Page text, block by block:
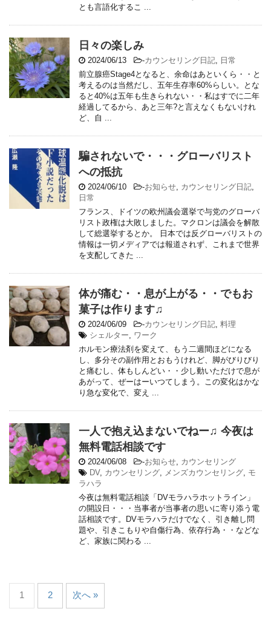
とも言語化するこ ...
日々の楽しみ
2024/06/13 -カウンセリング日記, 日常
前立腺癌Stage4となると、余命はあといくら・・と
考えるのは当然だし、五年生存率60%らしい。とな
ると40%は五年も生きられない・・私はすでに二年
経過してるから、あと三年?と言えなくもないけれ
ど、自 ...
騙されないで・・・グローバリスト
への抵抗
2024/06/10 -お知らせ, カウンセリング日記,
日常
フランス、ドイツの欧州議会選挙で与党のグローバ
リスト政権は大敗しました。マクロンは議会を解散
して総選挙するとか。 日本では反グローバリストの
情報は一切メディアでは報道されず、これまで世界
を支配してきた ...
体が痛む・・息が上がる・・でもお
菓子は作ります♫
2024/06/09 -カウンセリング日記, 料理
シェルター, ワーク
ホルモン療法剤を変えて、もう二週間ほどになる
し、多分その副作用とおもうけれど、脚がびりびり
と痛むし、体もしんどい・・少し動いただけで息が
あがって、ぜーはーいつてしまう。この変化はかな
り急な変化で、変え ...
一人で抱え込まないでねー♫ 今夜は
無料電話相談です
2024/06/08 -お知らせ, カウンセリング
DV, カウンセリング, メンズカウンセリング, モ
ラハラ
今夜は無料電話相談「DVモラハラホットライン」
の開設日・・・当事者が当事者の思いに寄り添う電
話相談です。DVモラハラだけでなく、引き離し問
題や、引きこもりや自傷行為、依存行為・・などな
ど、家族に関わる ...
1 2 次へ »